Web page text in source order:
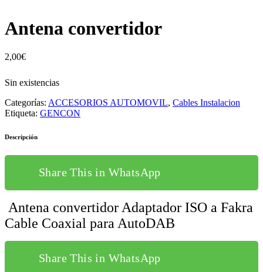
Antena convertidor
2,00€
Sin existencias
Categorías: ACCESORIOS AUTOMOVIL, Cables Instalacion
Etiqueta: GENCON
Descripción
Share This in WhatsApp
Antena convertidor Adaptador ISO a Fakra
Cable Coaxial para AutoDAB
Share This in WhatsApp